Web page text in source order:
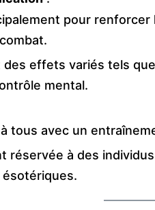
pour
des effets variés tels
mental.
tous avec un
réservée à des